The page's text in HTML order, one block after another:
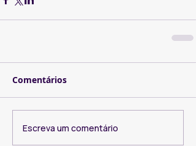
Comentários
Escreva um comentário